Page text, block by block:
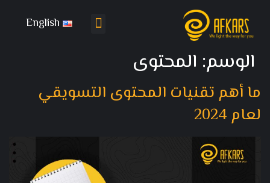
English
الوسم: المحتوى
ما أهم تقنيات المحتوى التسويقي
لعام 2024